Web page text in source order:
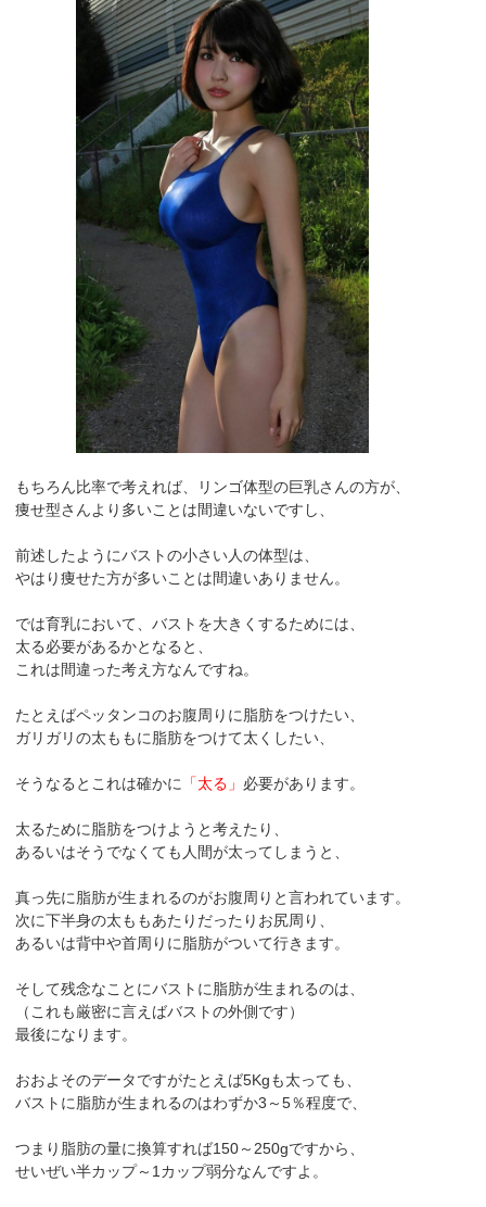
もちろん比率で考えれば、リンゴ体型の巨乳さんの方が、
痩せ型さんより多いことは間違いないですし、
前述したようにバストの小さい人の体型は、
やはり痩せた方が多いことは間違いありません。
では育乳において、バストを大きくするためには、
太る必要があるかとなると、
これは間違った考え方なんですね。
たとえばペッタンコのお腹周りに脂肪をつけたい、
ガリガリの太ももに脂肪をつけて太くしたい、
そうなるとこれは確かに 「太る」 必要があります。
太るために脂肪をつけようと考えたり、
あるいはそうでなくても人間が太ってしまうと、
真っ先に脂肪が生まれるのがお腹周りと言われています。
次に下半身の太ももあたりだったりお尻周り、
あるいは背中や首周りに脂肪がついて行きます。
そして残念なことにバストに脂肪が生まれるのは、
（これも厳密に言えばバストの外側です）
最後になります。
おおよそのデータですがたとえば5Kgも太っても、
バストに脂肪が生まれるのはわずか3～5％程度で、
つまり脂肪の量に換算すれば150～250gですから、
せいぜい半カップ～1カップ弱分なんですよ。